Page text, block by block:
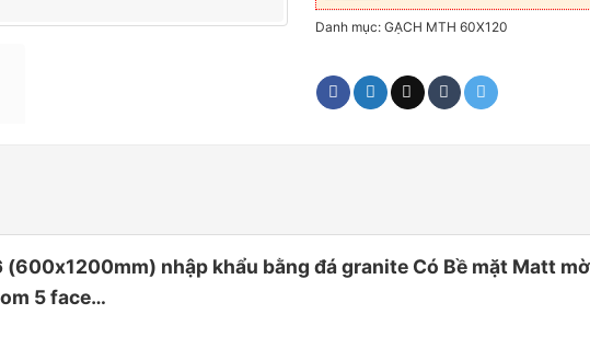
Danh mục: GẠCH MTH 60X120
(600x1200mm) nhập khẩu bằng đá granite Có Bề mặt Matt
5 face…